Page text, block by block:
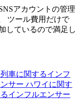
アカウントの管理
ツール費用だけで
しているので満足し
車に関するインフ
サー ハワイに関す
インフルエンサー